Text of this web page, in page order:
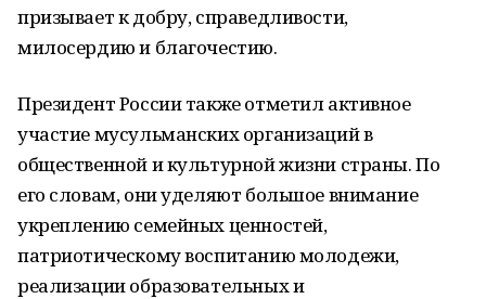
призывает к добру, справедливости,
милосердию и благочестию.
Президент России также отметил активное
участие мусульманских организаций в
общественной и культурной жизни страны. По
его словам, они уделяют большое внимание
укреплению семейных ценностей,
патриотическому воспитанию молодежи,
реализации образовательных и